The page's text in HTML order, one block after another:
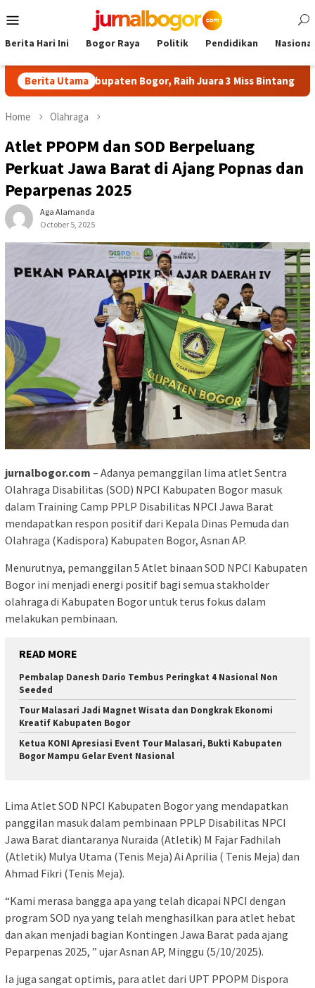
to
Menu
Berita Hari Ini Bogor Raya Politik Pendidikan Nasional
Berita Utama
Kabupaten Bogor, Raih Juara 3 Miss Bintang Indonesia
Home Olahraga
Atlet PPOPM dan SOD Berpeluang
Perkuat Jawa Barat di Ajang Popnas dan
Peparpenas 2025
Aga Alamanda
October 5, 2025
jurnalbogor.com – Adanya pemanggilan lima atlet Sentra
Olahraga Disabilitas (SOD) NPCI Kabupaten Bogor masuk
dalam Training Camp PPLP Disabilitas NPCI Jawa Barat
mendapatkan respon positif dari Kepala Dinas Pemuda dan
Olahraga (Kadispora) Kabupaten Bogor, Asnan AP.
Menurutnya, pemanggilan 5 Atlet binaan SOD NPCI Kabupaten
Bogor ini menjadi energi positif bagi semua stakholder
olahraga di Kabupaten Bogor untuk terus fokus dalam
melakukan pembinaan.
READ MORE
Pembalap Danesh Dario Tembus Peringkat 4 Nasional Non
Seeded
Tour Malasari Jadi Magnet Wisata dan Dongkrak Ekonomi
Kreatif Kabupaten Bogor
Ketua KONI Apresiasi Event Tour Malasari, Bukti Kabupaten
Bogor Mampu Gelar Event Nasional
Lima Atlet SOD NPCI Kabupaten Bogor yang mendapatkan
panggilan masuk dalam pembinaan PPLP Disabilitas NPCI
Jawa Barat diantaranya Nuraida (Atletik) M Fajar Fadhilah
(Atletik) Mulya Utama (Tenis Meja) Ai Aprilia ( Tenis Meja) dan
Ahmad Fikri (Tenis Meja).
“Kami merasa bangga apa yang telah dicapai NPCI dengan
program SOD nya yang telah menghasilkan para atlet hebat
dan akan menjadi bagian Kontingen Jawa Barat pada ajang
Peparpenas 2025, ” ujar Asnan AP, Minggu (5/10/2025).
Ia juga sangat optimis, para atlet dari UPT PPOPM Dispora